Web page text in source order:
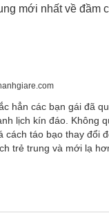
mới nhất về đầm
hẳn các bạn gái đã
lịch kín đáo. Không
cách táo bạo thay đổi
trẻ trung và mới lạ